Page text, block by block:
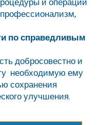
по справедливым
добросовестно и
необходимую ему
сохранения
улучшения.